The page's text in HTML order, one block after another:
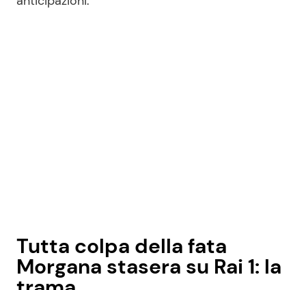
Seguici
Tutta colpa della fata
Morgana stasera su Rai 1: la